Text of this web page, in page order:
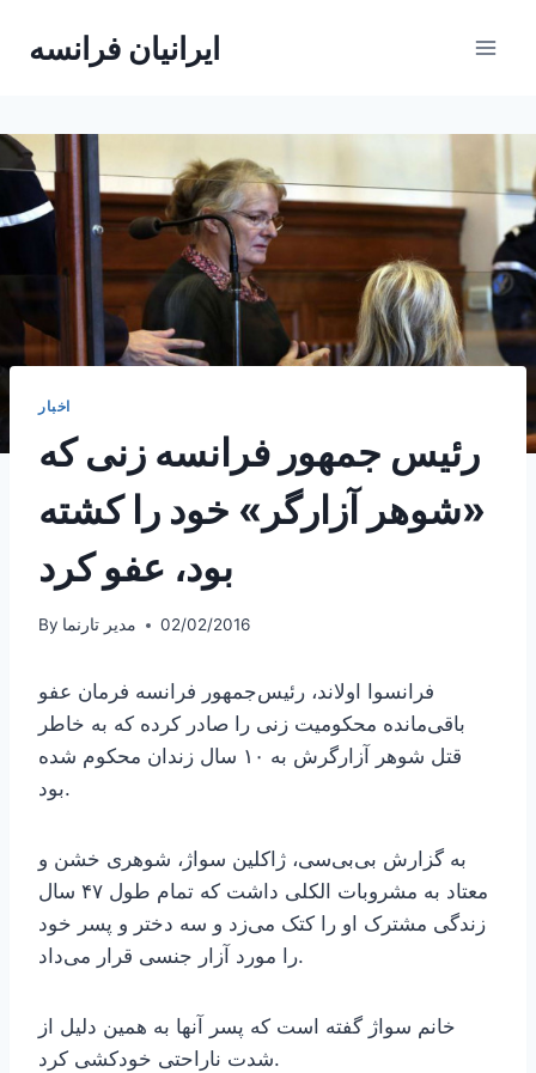
ایرانیان فرانسه
اخبار
رئیس جمهور فرانسه زنی که
«شوهر آزارگر» خود را کشته
بود، عفو کرد
By مدیر تارنما 02/02/2016
فرانسوا اولاند، رئیس‌جمهور فرانسه فرمان عفو
باقی‌مانده محکومیت زنی را صادر کرده که به خاطر
قتل شوهر آزارگرش به ۱۰ سال زندان محکوم شده
بود.
به گزارش بی‌بی‌سی، ژاکلین سواژ، شوهری خشن و
معتاد به مشروبات الکلی داشت که تمام طول ۴۷ سال
زندگی مشترک او را کتک می‌زد و سه دختر و پسر خود
را مورد آزار جنسی قرار می‌داد.
خانم سواژ گفته است که پسر آنها به همین دلیل از
شدت ناراحتی خودکشی کرد.